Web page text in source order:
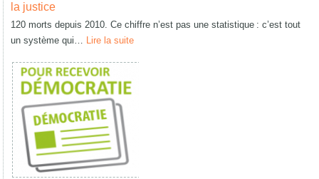
la justice
120 morts depuis 2010. Ce chiffre n’est pas une statistique : c’est tout
un système qui… Lire la suite